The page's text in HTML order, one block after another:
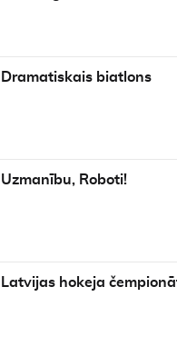
Dramatiskais biatlons
Uzmanību, Roboti!
Latvijas hokeja